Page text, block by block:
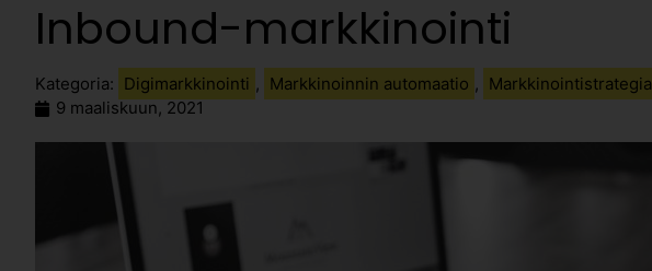
Inbound-markkinointi
Kategoria: Digimarkkinointi , Markkinoinnin automaatio , Markkinointistrategia
9 maaliskuun, 2021